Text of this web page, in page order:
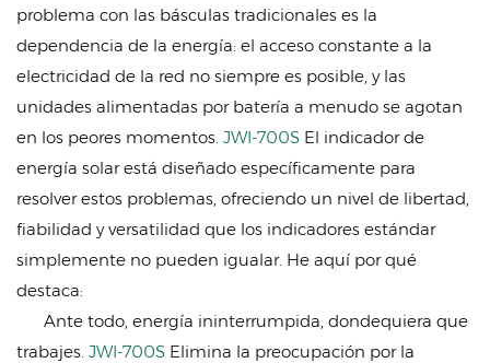
problema con las básculas tradicionales es la
dependencia de la energía: el acceso constante a la
electricidad de la red no siempre es posible, y las
unidades alimentadas por batería a menudo se agotan
en los peores momentos. JWI-700S El indicador de
energía solar está diseñado específicamente para
resolver estos problemas, ofreciendo un nivel de libertad,
fiabilidad y versatilidad que los indicadores estándar
simplemente no pueden igualar. He aquí por qué
destaca:
Ante todo, energía ininterrumpida, dondequiera que
trabajes. JWI-700S Elimina la preocupación por la